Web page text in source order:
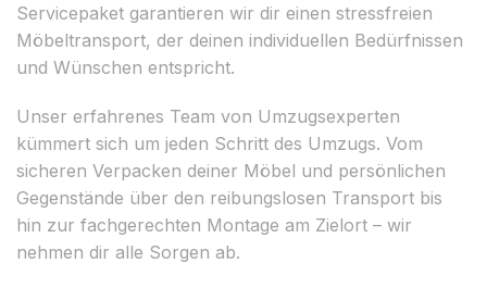
Servicepaket garantieren wir dir einen stressfreien
Möbeltransport, der deinen individuellen Bedürfnissen
und Wünschen entspricht.
Unser erfahrenes Team von Umzugsexperten
kümmert sich um jeden Schritt des Umzugs. Vom
sicheren Verpacken deiner Möbel und persönlichen
Gegenstände über den reibungslosen Transport bis
hin zur fachgerechten Montage am Zielort – wir
nehmen dir alle Sorgen ab.